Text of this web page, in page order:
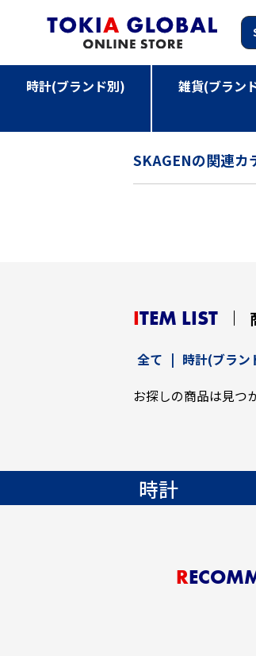
時計(ブランド別) 雑貨(ブラン
SKAGENの関連カ
ITEM LIST
全て | 時計(ブラン
お探しの商品は見つ
時計